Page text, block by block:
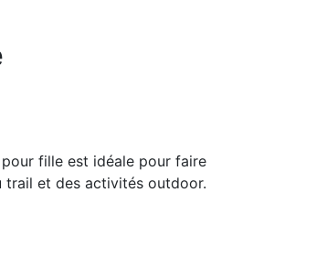
pour fille est idéale pour faire
et des activités outdoor.